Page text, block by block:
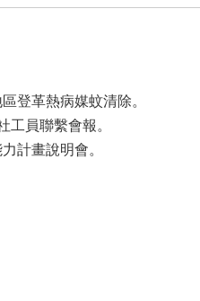
登革熱病媒蚊清除。
工員聯繫會報。
計畫說明會。